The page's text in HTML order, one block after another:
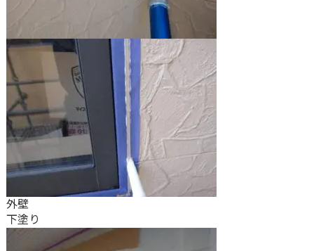
外壁
下塗り